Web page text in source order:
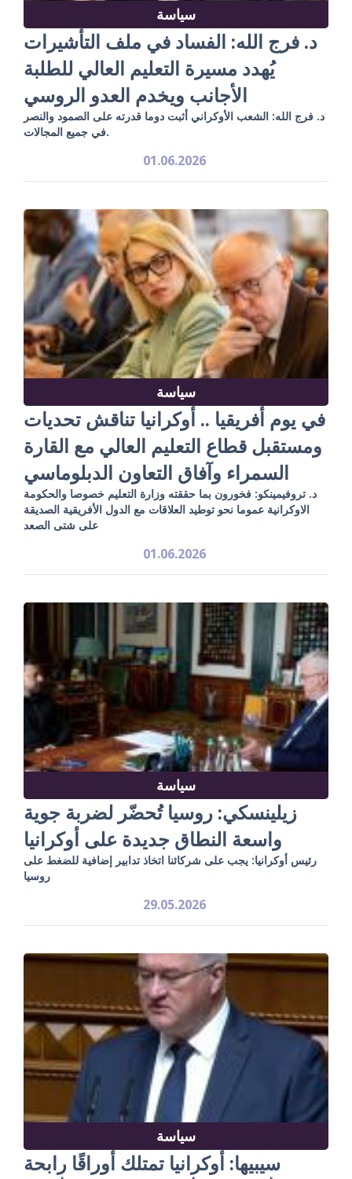
سياسة
د. فرج الله: الفساد في ملف التأشيرات
يُهدد مسيرة التعليم العالي للطلبة
الأجانب ويخدم العدو الروسي
د. فرج الله: الشعب الأوكراني أثبت دوما قدرته على الصمود والنصر
في جميع المجالات.
01.06.2026
سياسة
في يوم أفريقيا .. أوكرانيا تناقش تحديات
ومستقبل قطاع التعليم العالي مع القارة
السمراء وآفاق التعاون الدبلوماسي
د. تروفيمينكو: فخورون بما حققته وزارة التعليم خصوصا والحكومة
الاوكرانية عموما نحو توطيد العلاقات مع الدول الأفريقية الصديقة
على شتى الصعد
01.06.2026
سياسة
زيلينسكي: روسيا تُحضّر لضربة جوية
واسعة النطاق جديدة على أوكرانيا
رئيس أوكرانيا: يجب على شركائنا اتخاذ تدابير إضافية للضغط على
روسيا
29.05.2026
سياسة
سيبيها: أوكرانيا تمتلك أوراقًا رابحة